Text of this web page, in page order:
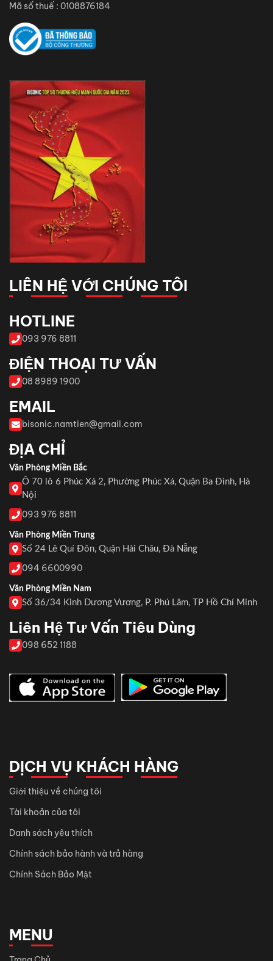
Mã số thuế : 0108876184
LIÊN HỆ VỚI CHÚNG TÔI
HOTLINE
093 976 8811
ĐIỆN THOẠI TƯ VẤN
08 8989 1900
EMAIL
bisonic.namtien@gmail.com
ĐỊA CHỈ
Văn Phòng Miền Bắc
Ô 70 lô 6 Phúc Xá 2, Phường Phúc Xá, Quận Ba Đình, Hà
Nội
093 976 8811
Văn Phòng Miền Trung
Số 24 Lê Quí Đôn, Quận Hải Châu, Đà Nẵng
094 6600990
Văn Phòng Miền Nam
Số 36/34 Kinh Dương Vương, P. Phú Lâm, TP Hồ Chí Minh
Liên Hệ Tư Vấn Tiêu Dùng
098 652 1188
DỊCH VỤ KHÁCH HÀNG
Giới thiệu về chúng tôi
Tài khoản của tôi
Danh sách yêu thích
Chính sách bảo hành và trả hàng
Chính Sách Bảo Mật
MENU